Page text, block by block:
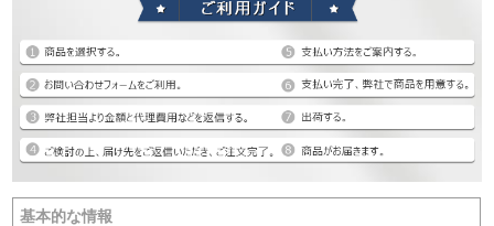
基本的な情報